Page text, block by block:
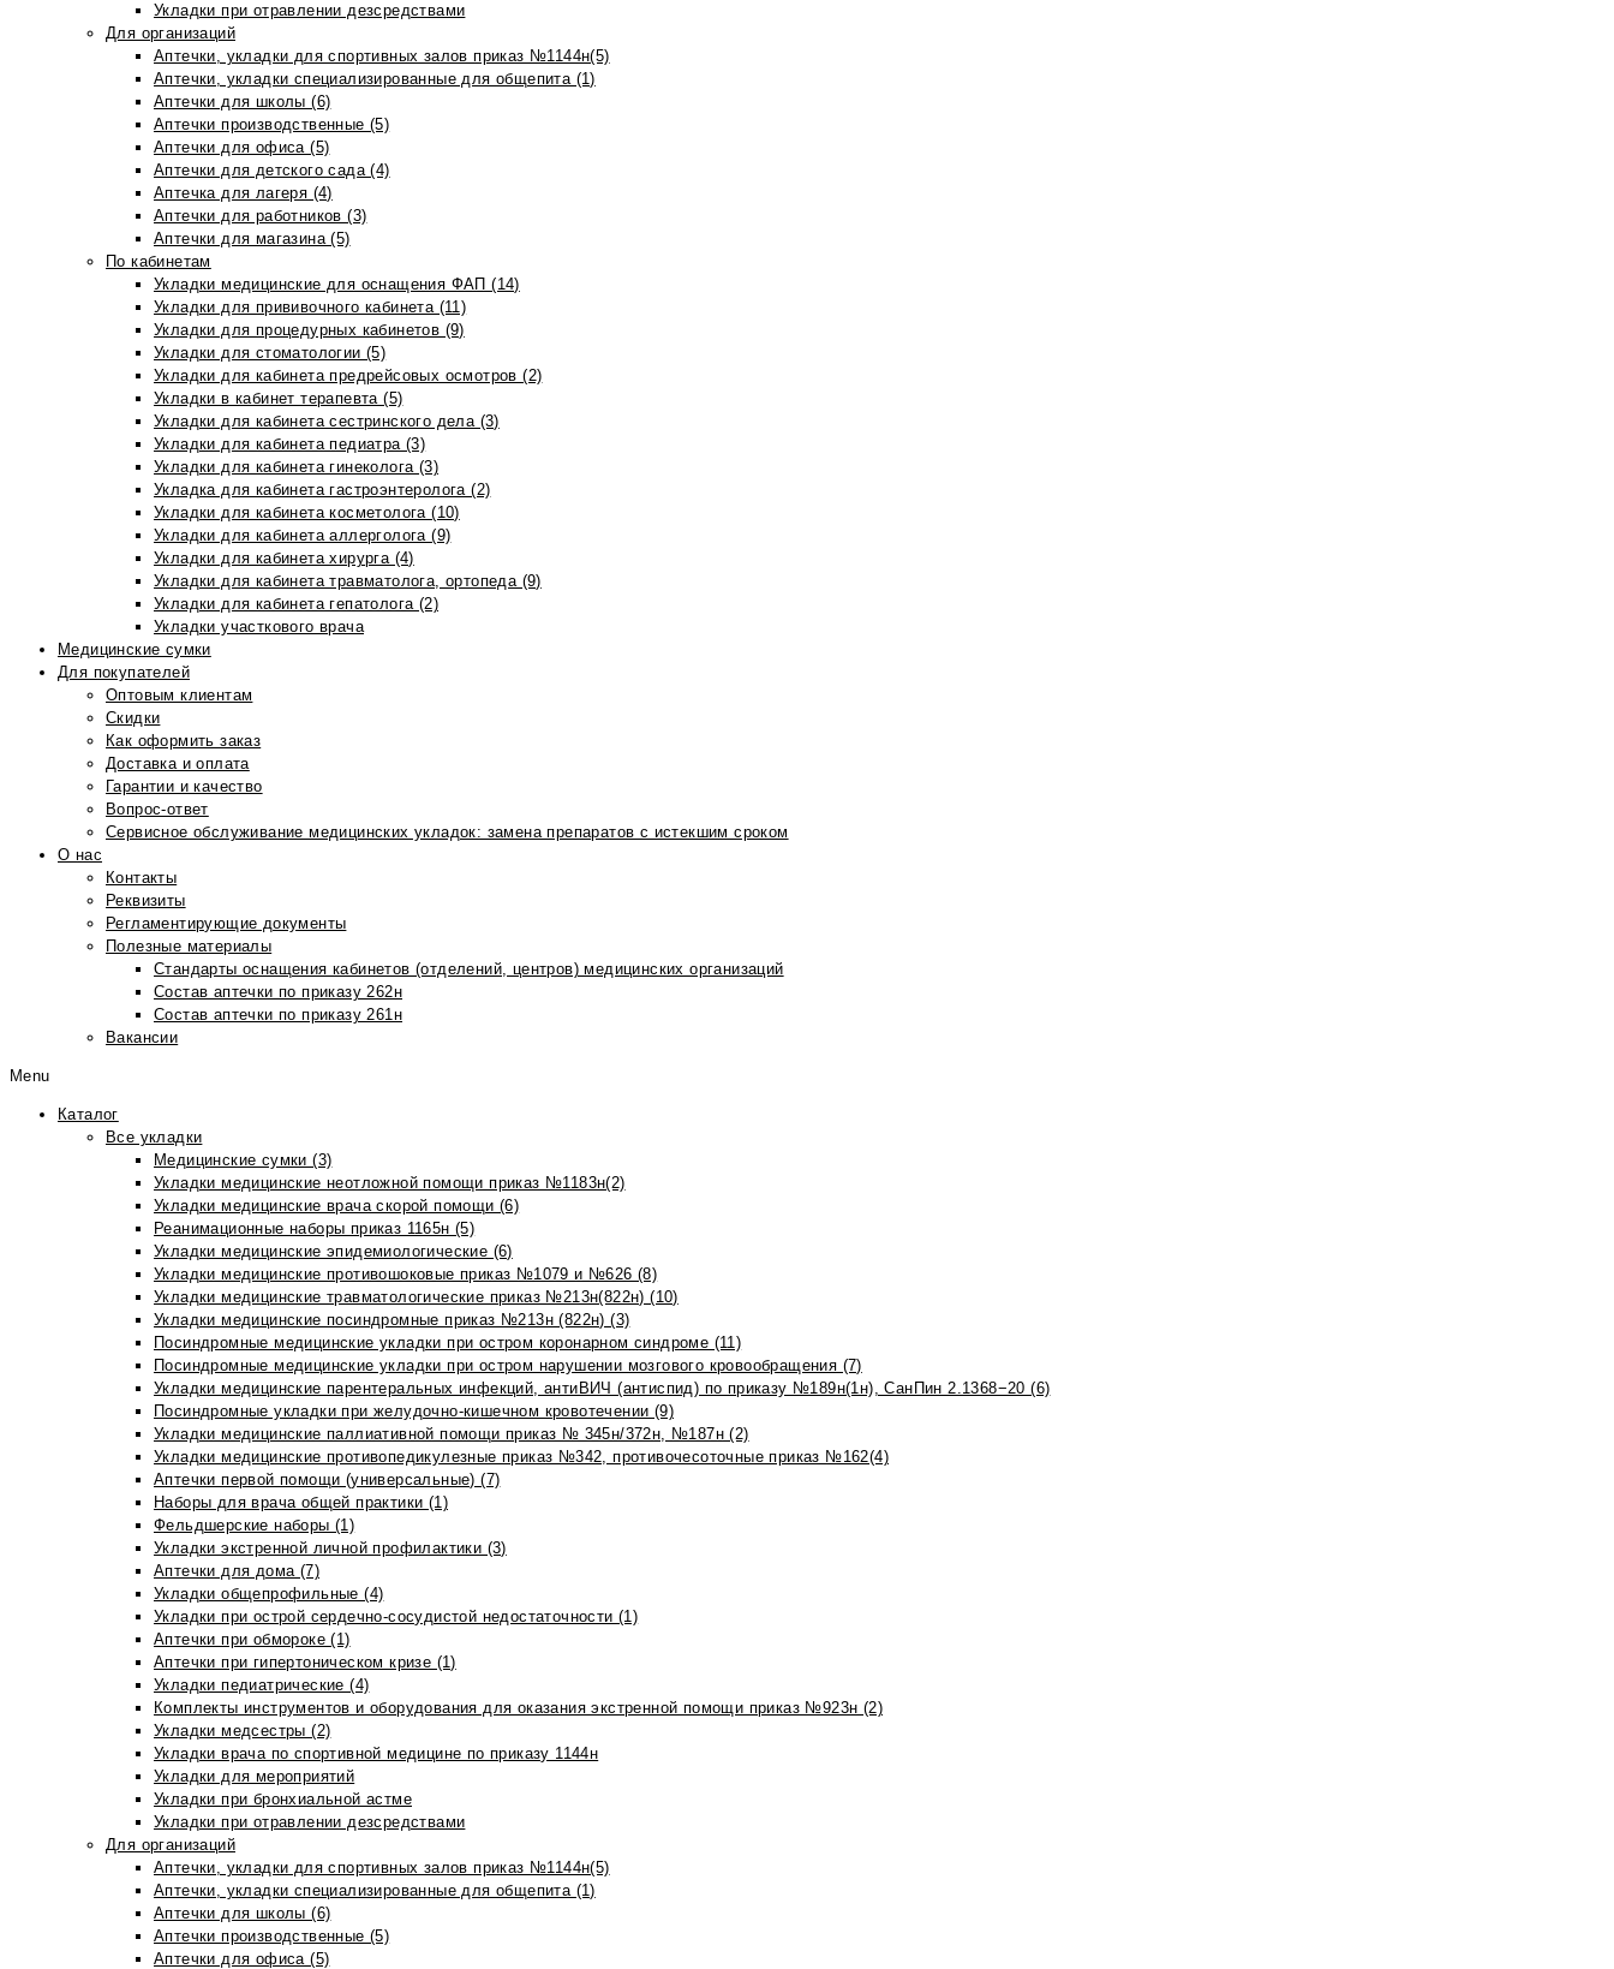
Укладки при отравлении дезсредствами
Для организаций
Аптечки, укладки для спортивных залов приказ №1144н(5)
Аптечки, укладки специализированные для общепита (1)
Аптечки для школы (6)
Аптечки производственные (5)
Аптечки для офиса (5)
Аптечки для детского сада (4)
Аптечка для лагеря (4)
Аптечки для работников (3)
Аптечки для магазина (5)
По кабинетам
Укладки медицинские для оснащения ФАП (14)
Укладки для прививочного кабинета (11)
Укладки для процедурных кабинетов (9)
Укладки для стоматологии (5)
Укладки для кабинета предрейсовых осмотров (2)
Укладки в кабинет терапевта (5)
Укладки для кабинета сестринского дела (3)
Укладки для кабинета педиатра (3)
Укладки для кабинета гинеколога (3)
Укладка для кабинета гастроэнтеролога (2)
Укладки для кабинета косметолога (10)
Укладки для кабинета аллерголога (9)
Укладки для кабинета хирурга (4)
Укладки для кабинета травматолога, ортопеда (9)
Укладки для кабинета гепатолога (2)
Укладки участкового врача
Медицинские сумки
Для покупателей
Оптовым клиентам
Скидки
Как оформить заказ
Доставка и оплата
Гарантии и качество
Вопрос-ответ
Сервисное обслуживание медицинских укладок: замена препаратов с истекшим сроком
О нас
Контакты
Реквизиты
Регламентирующие документы
Полезные материалы
Стандарты оснащения кабинетов (отделений, центров) медицинских организаций
Состав аптечки по приказу 262н
Состав аптечки по приказу 261н
Вакансии
Menu
Каталог
Все укладки
Медицинские сумки (3)
Укладки медицинские неотложной помощи приказ №1183н(2)
Укладки медицинские врача скорой помощи (6)
Реанимационные наборы приказ 1165н (5)
Укладки медицинские эпидемиологические (6)
Укладки медицинские противошоковые приказ №1079 и №626 (8)
Укладки медицинские травматологические приказ №213н(822н) (10)
Укладки медицинские посиндромные приказ №213н (822н) (3)
Посиндромные медицинские укладки при остром коронарном синдроме (11)
Посиндромные медицинские укладки при остром нарушении мозгового кровообращения (7)
Укладки медицинские парентеральных инфекций, антиВИЧ (антиспид) по приказу №189н(1н), СанПин 2.1368−20 (6)
Посиндромные укладки при желудочно-кишечном кровотечении (9)
Укладки медицинские паллиативной помощи приказ № 345н/372н, №187н (2)
Укладки медицинские противопедикулезные приказ №342, противочесоточные приказ №162(4)
Аптечки первой помощи (универсальные) (7)
Наборы для врача общей практики (1)
Фельдшерские наборы (1)
Укладки экстренной личной профилактики (3)
Аптечки для дома (7)
Укладки общепрофильные (4)
Укладки при острой сердечно-сосудистой недостаточности (1)
Аптечки при обмороке (1)
Аптечки при гипертоническом кризе (1)
Укладки педиатрические (4)
Комплекты инструментов и оборудования для оказания экстренной помощи приказ №923н (2)
Укладки медсестры (2)
Укладки врача по спортивной медицине по приказу 1144н
Укладки для мероприятий
Укладки при бронхиальной астме
Укладки при отравлении дезсредствами
Для организаций
Аптечки, укладки для спортивных залов приказ №1144н(5)
Аптечки, укладки специализированные для общепита (1)
Аптечки для школы (6)
Аптечки производственные (5)
Аптечки для офиса (5)